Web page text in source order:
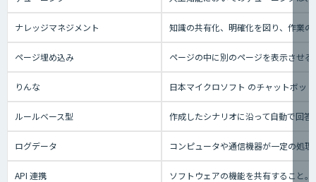
ナレッジマネジメント 知識の共有化、明確化を図り、作業
ページ埋め込み ページの中に別のページを表示させ
りんな 日本マイクロソフト のチャットボッ
ルールベース型 作成したシナリオに沿って自動で回
ログデータ コンピュータや通信機器が一定の処
API 連携 ソフトウェアの機能を共有すること